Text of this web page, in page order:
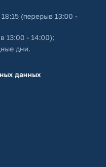
(перерыв 13:00 -
13:00 - 14:00);
дни.
данных